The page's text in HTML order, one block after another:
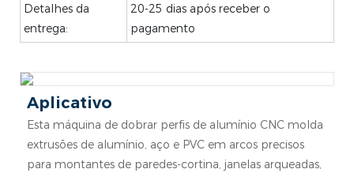
Detalhes da
entrega:
20-25 dias após receber o
pagamento
Aplicativo
Esta máquina de dobrar perfis de alumínio CNC molda
extrusões de alumínio, aço e PVC em arcos precisos
para montantes de paredes-cortina, janelas arqueadas,